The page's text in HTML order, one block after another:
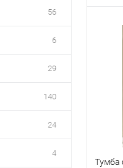
56
6
29
140
24
4
В
Тумба